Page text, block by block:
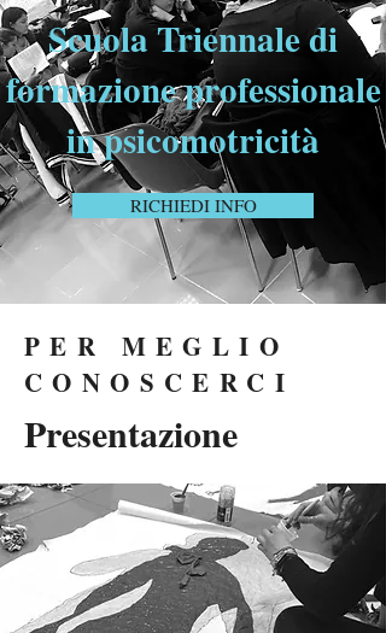
Scuola Triennale di
formazione professionale
in psicomotricità
RICHIEDI INFO
PER MEGLIO
CONOSCERCI
Presentazione